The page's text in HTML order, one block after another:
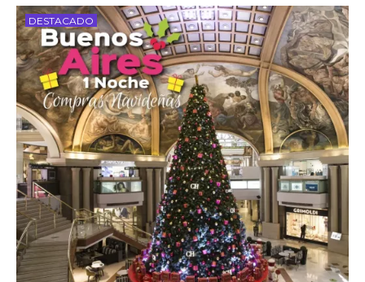
DESTACADO